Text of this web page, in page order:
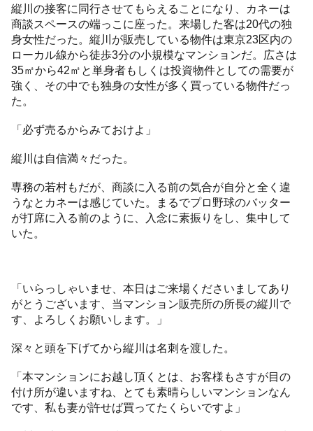
縦川の接客に同行させてもらえることになり、カネーは
商談スペースの端っこに座った。来場した客は20代の独
身女性だった。縦川が販売している物件は東京23区内の
ローカル線から徒歩3分の小規模なマンションだ。広さは
35㎡から42㎡と単身者もしくは投資物件としての需要が
強く、その中でも独身の女性が多く買っている物件だっ
た。
「必ず売るからみておけよ」
縦川は自信満々だった。
専務の若村もだが、商談に入る前の気合が自分と全く違
うなとカネーは感じていた。まるでプロ野球のバッター
が打席に入る前のように、入念に素振りをし、集中して
いた。
「いらっしゃいませ、本日はご来場くださいましてあり
がとうございます、当マンション販売所の所長の縦川で
す、よろしくお願いします。」
深々と頭を下げてから縦川は名刺を渡した。
「本マンションにお越し頂くとは、お客様もさすが目の
付け所が違いますね、とても素晴らしいマンションなん
です、私も妻が許せば買ってたくらいですよ」